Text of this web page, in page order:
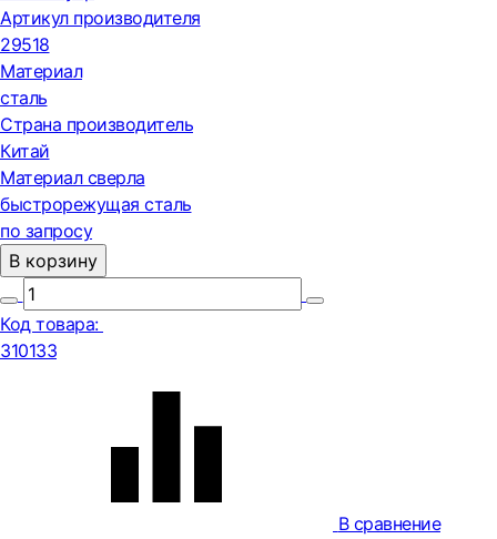
Артикул производителя
29518
Материал
сталь
Страна производитель
Китай
Материал сверла
быстрорежущая сталь
по запросу
В корзину
Код товара:
310133
В сравнение